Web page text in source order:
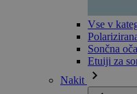
Vse v
Sončna
Etuiji za
Nakit